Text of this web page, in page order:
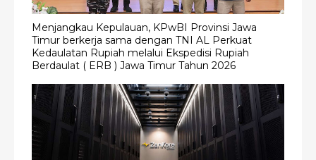
Menjangkau Kepulauan, KPwBI Provinsi Jawa
Timur berkerja sama dengan TNI AL Perkuat
Kedaulatan Rupiah melalui Ekspedisi Rupiah
Berdaulat ( ERB ) Jawa Timur Tahun 2026